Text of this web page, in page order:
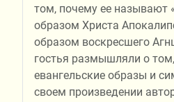
том, почему ее называют
образом Христа
образом воскресшего
гостья размышляли о
евангельские образы и
своем произведении